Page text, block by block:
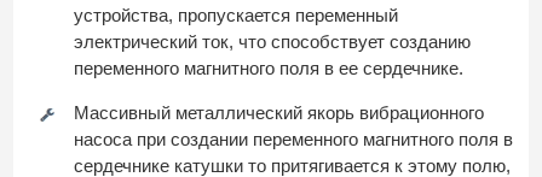
устройства, пропускается переменный
электрический ток, что способствует созданию
переменного магнитного поля в ее сердечнике.
Массивный металлический якорь вибрационного
насоса при создании переменного магнитного поля в
сердечнике катушки то притягивается к этому полю,